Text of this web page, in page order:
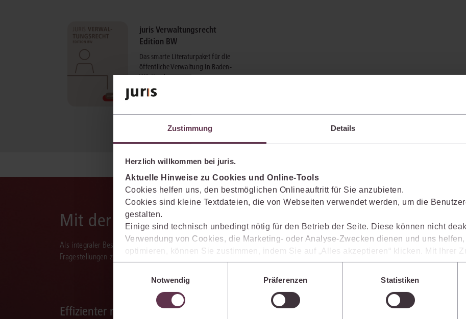
Zustimmung Details
Herzlich willkommen bei juris.
Aktuelle Hinweise zu Cookies und Online-Tools
Cookies helfen uns, den bestmöglichen Onlineauftritt für Sie anzubieten.
Cookies sind kleine Textdateien, die von Webseiten verwendet werden, um die
gestalten.
Einige sind technisch unbedingt nötig für den Betrieb der Seite. Diese können nicht
Verwendung von Cookies, die Marketing- oder Analyse-Zwecken dienen und uns
optimieren, können Sie zustimmen, indem Sie auf „Alles akzeptieren“ klicken. Mit Ihrer
sich auch damit einverstanden, dass die mittels der Cookies erhobenen Daten
die USA) übermittelt werden, die ein niedrigeres Datenschutzniveau als die EU
im Cookiebanner sowie in unseren
Hinweisen zum Datenschutz
Notwendig
Präferenzen Statistiken
juris Verwaltungsrecht
Edition BW
Das smarte Literaturpaket für die
öffentliche Verwaltung in Baden-
Württemberg.
Mit der juris KI-Suite denkt das Wissen mit.
Als integraler Bestandteil des juris Portals unterstützt Sie die juris KI-Suite nicht nur bei der Recherche, sondern auch bei der
Fragestellungen zu recherchieren, zu analysieren, relevante Inhalte einzuordnen, Argumentationen transparent zu belegen und mit
Effizienter recherchieren Ergebnisse sicher belegen